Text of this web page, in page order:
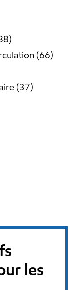
66
37
les